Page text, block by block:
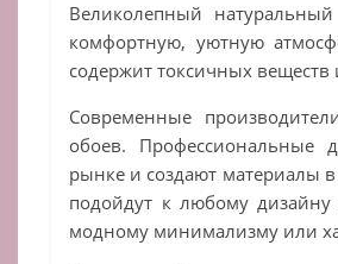
Великолепный
комфортную, уютную
содержит токсичных веществ
Современные
обоев. Профессиональные
рынке и создают материалы
подойдут к любому дизайну
модному минимализму или